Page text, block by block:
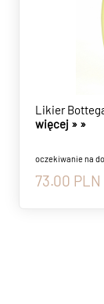
Likier
więcej » »
oczekiwanie na
73.00 PLN